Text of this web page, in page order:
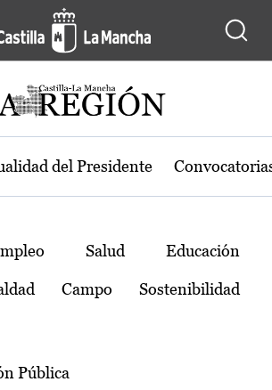
región de Castilla-La
del Presidente
Salud Educación
Campo Sostenibilidad
Pública